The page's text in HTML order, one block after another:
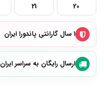
20
21
۱ سال گارانتی پاندورا ایران
ارسال رایگان به سراسر ایران